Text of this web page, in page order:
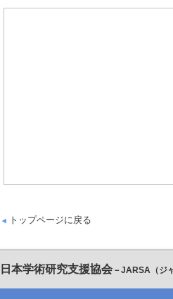
トップページに戻る
日本学術研究支援協会 －JARSA（ジ